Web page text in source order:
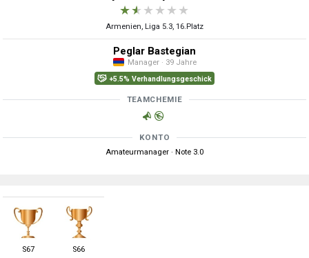
★★ ★ ★ ★ ★
Armenien, Liga 5.3, 16.Platz
Peglar Bastegian
Manager · 39 Jahre
+5.5% Verhandlungsgeschick
TEAMCHEMIE
KONTO
Amateurmanager · Note 3.0
S67 S66